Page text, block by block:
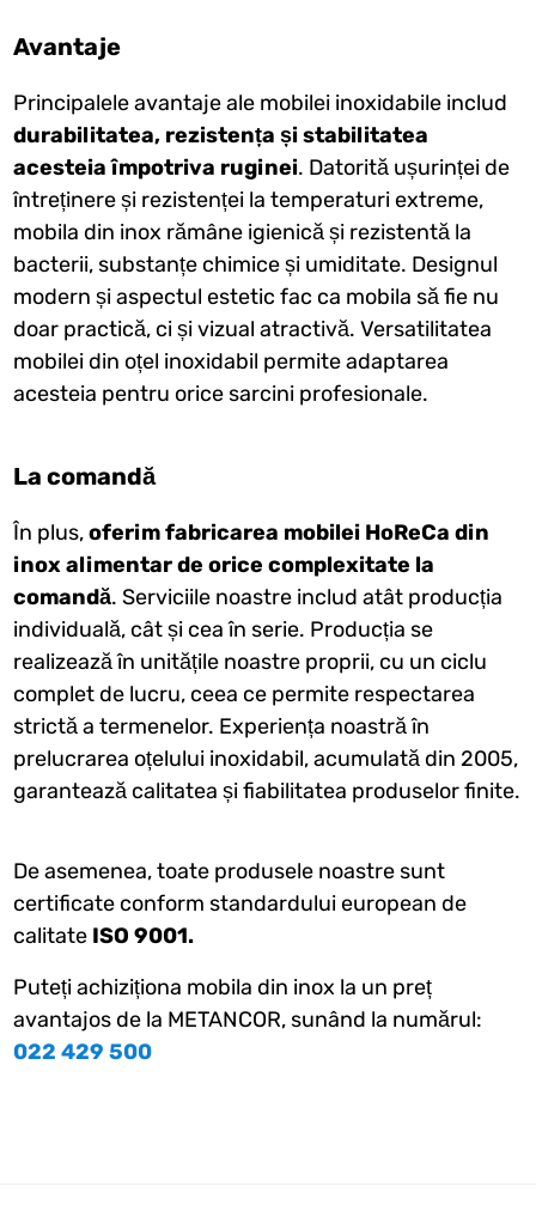
Avantaje
Principalele avantaje ale mobilei inoxidabile includ
durabilitatea, rezistența și stabilitatea
acesteia împotriva ruginei. Datorită ușurinței de
întreținere și rezistenței la temperaturi extreme,
mobila din inox rămâne igienică și rezistentă la
bacterii, substanțe chimice și umiditate. Designul
modern și aspectul estetic fac ca mobila să fie nu
doar practică, ci și vizual atractivă. Versatilitatea
mobilei din oțel inoxidabil permite adaptarea
acesteia pentru orice sarcini profesionale.
La comandă
În plus,oferim fabricarea mobilei HoReCa din
inox alimentar de orice complexitate la
comandă. Serviciile noastre includ atât producția
individuală, cât și cea în serie. Producția se
realizează în unitățile noastre proprii, cu un ciclu
complet de lucru, ceea ce permite respectarea
strictă a termenelor. Experiența noastră în
prelucrarea oțelului inoxidabil, acumulată din 2005,
garantează calitatea și fiabilitatea produselor finite.
De asemenea, toate produsele noastre sunt
certificate conform standardului european de
calitate ISO 9001.
Puteți achiziționa mobila din inox la un preț
avantajos de la METANCOR, sunând la numărul:
022 429 500